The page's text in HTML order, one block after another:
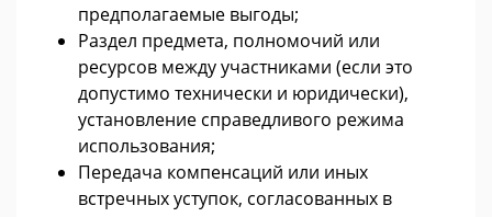
предполагаемые выгоды;
Раздел предмета, полномочий или
ресурсов между участниками (если это
допустимо технически и юридически),
установление справедливого режима
использования;
Передача компенсаций или иных
встречных уступок, согласованных в